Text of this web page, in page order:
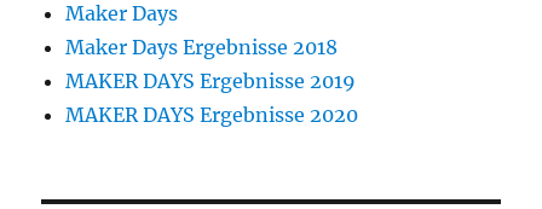
Maker Days
Maker Days Ergebnisse 2018
MAKER DAYS Ergebnisse 2019
MAKER DAYS Ergebnisse 2020